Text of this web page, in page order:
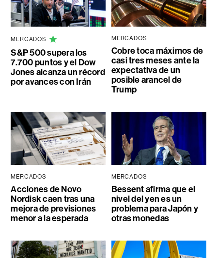
MERCADOS
S&P 500 supera los
7.700 puntos y el Dow
Jones alcanza un récord
por avances con Irán
MERCADOS
Cobre toca máximos de
casi tres meses ante la
expectativa de un
posible arancel de
Trump
MERCADOS
Acciones de Novo
Nordisk caen tras una
mejora de previsiones
menor a la esperada
MERCADOS
Bessent afirma que el
nivel del yen es un
problema para Japón y
otras monedas